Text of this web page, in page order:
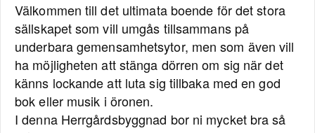
Välkommen till det ultimata boende för det stora
sällskapet som vill umgås tillsammans på
underbara gemensamhetsytor, men som även vill
ha möjligheten att stänga dörren om sig när det
känns lockande att luta sig tillbaka med en god
bok eller musik i öronen.
I denna Herrgårdsbyggnad bor ni mycket bra så